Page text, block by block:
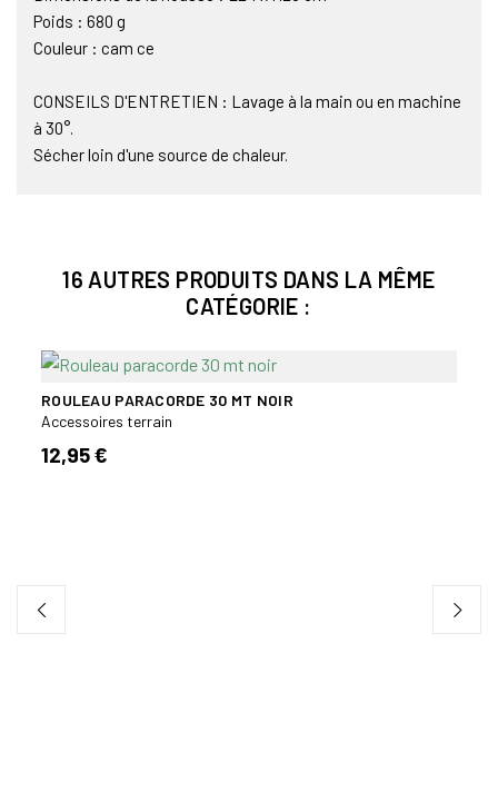
Poids : 680 g
Couleur : cam ce
CONSEILS D'ENTRETIEN : Lavage à la main ou en machine
à 30°.
Sécher loin d'une source de chaleur.
16 AUTRES PRODUITS DANS LA MÊME
CATÉGORIE :
ROULEAU PARACORDE 30 MT NOIR
Accessoires terrain
12,95 €